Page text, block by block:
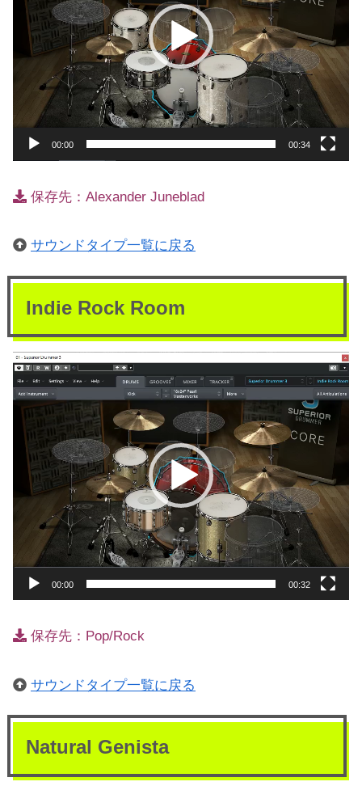
00:00 00:34
保存先：Alexander Juneblad
サウンドタイプ一覧に戻る
Indie Rock Room
動
画
プ
レ
00:00 00:32
保存先：Pop/Rock
サウンドタイプ一覧に戻る
Natural Genista